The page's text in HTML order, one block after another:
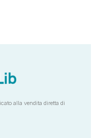
alla vendita diretta di